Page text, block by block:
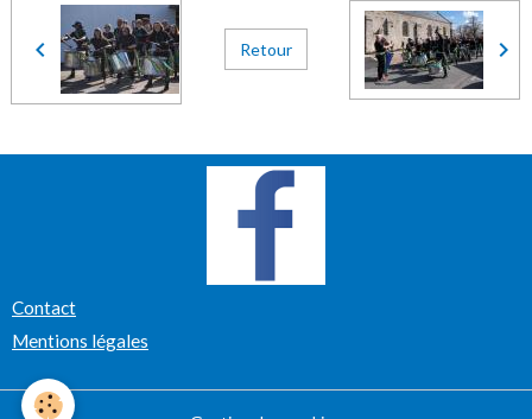
Retour
Contact
Mentions légales